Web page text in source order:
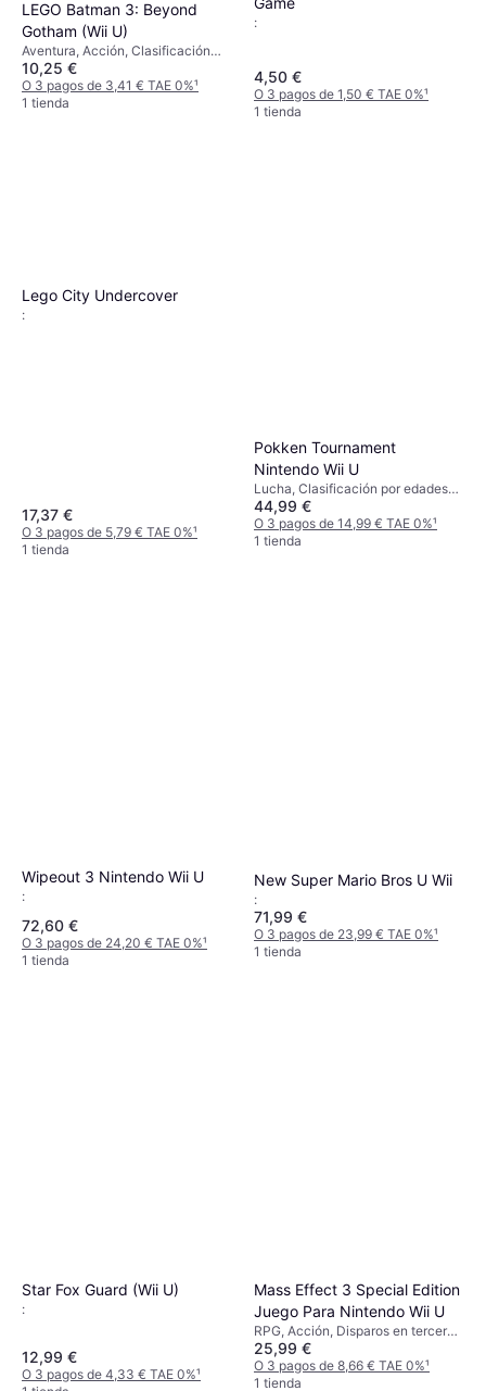
LEGO Batman 3: Beyond
Gotham (Wii U)
Aventura, Acción, Clasificación
por edades PEGI: 7
10,25 €
O 3 pagos de 3,41 € TAE 0%¹
1 tienda
:
4,50 €
O 3 pagos de 1,50 € TAE 0%¹
1 tienda
Lego City Undercover
:
17,37 €
O 3 pagos de 5,79 € TAE 0%¹
1 tienda
Pokken Tournament
Nintendo Wii U
Lucha, Clasificación por edades
PEGI: 7
44,99 €
O 3 pagos de 14,99 € TAE 0%¹
1 tienda
Wipeout 3 Nintendo Wii U
:
72,60 €
O 3 pagos de 24,20 € TAE 0%¹
1 tienda
New Super Mario Bros U Wii
:
71,99 €
O 3 pagos de 23,99 € TAE 0%¹
1 tienda
Star Fox Guard (Wii U)
:
12,99 €
O 3 pagos de 4,33 € TAE 0%¹
Mass Effect 3 Special Edition
Juego Para Nintendo Wii U
RPG, Acción, Disparos en tercera
persona (TPS), Clasificación por
edades PEGI: 18
25,99 €
O 3 pagos de 8,66 € TAE 0%¹
1 tienda